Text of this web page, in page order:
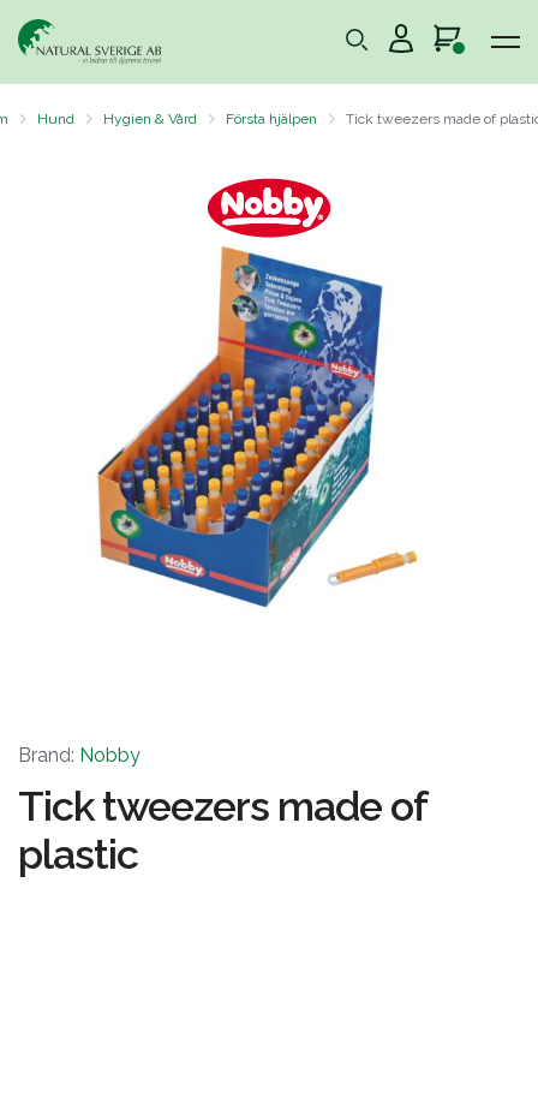
Hund Hygien & Vård Första hjälpen Tick tweezers made of
Brand: Nobby
Tick tweezers made of
plastic